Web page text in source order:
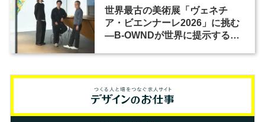
世界最古の美術展「ヴェネチ
ア・ビエンナーレ2026」に挑む
―B-OWNDが世界に提示する美